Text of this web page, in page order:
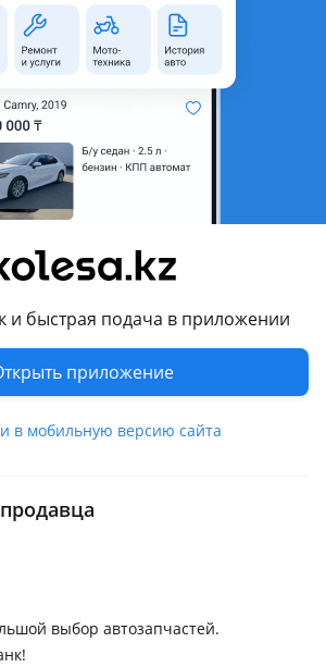
и быстрая подача в приложении
приложение
в мобильную версию сайта
область
Б/y
или
[2-й рестайлинг] (T27), 2011 - 2015
рестайлинг (T22), 1997 - 2000
2 поколение (T19/T21), 1992 - 1996 1
- н.в. XV70 рестайлинг (V75), 1999 -
(V25), 1996 - 2000 XV20, 1990 - 1994
1982 - 1986 V10
выбор автозапчастей.